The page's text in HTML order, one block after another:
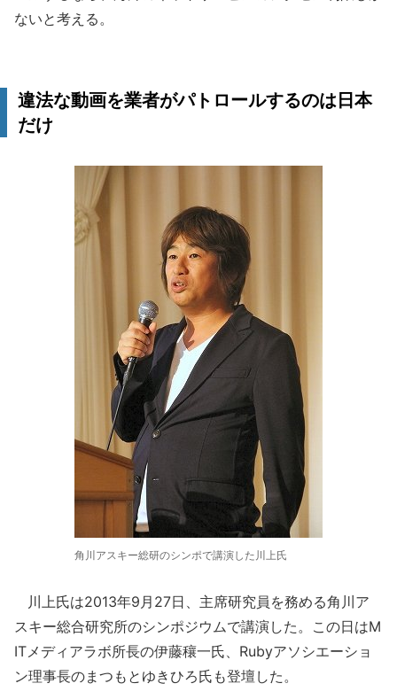
ないと考える。
違法な動画を業者がパトロールするのは日本
だけ
角川アスキー総研のシンポで講演した川上氏
川上氏は2013年9月27日、主席研究員を務める角川ア
スキー総合研究所のシンポジウムで講演した。この日はM
ITメディアラボ所長の伊藤穰一氏、Rubyアソシエーショ
ン理事長のまつもとゆきひろ氏も登壇した。